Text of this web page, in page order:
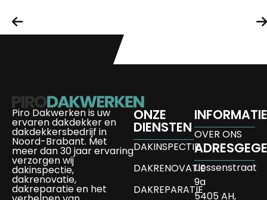
Piro Dakwerken is uw
ervaren dakdekker en
dakdekkersbedrijf in
Noord-Brabant. Met
meer dan 30 jaar ervaring
verzorgen wij
dakinspectie,
dakrenovatie,
dakreparatie en het
ONZE
DIENSTEN
DAKINSPECTIE
DAKRENOVATIE
DAKREPARATIE
INFORMATIE
OVER ONS
Liessenstraat
9a
5405 AH,